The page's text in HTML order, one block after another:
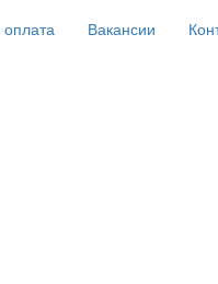
оплата Вакансии